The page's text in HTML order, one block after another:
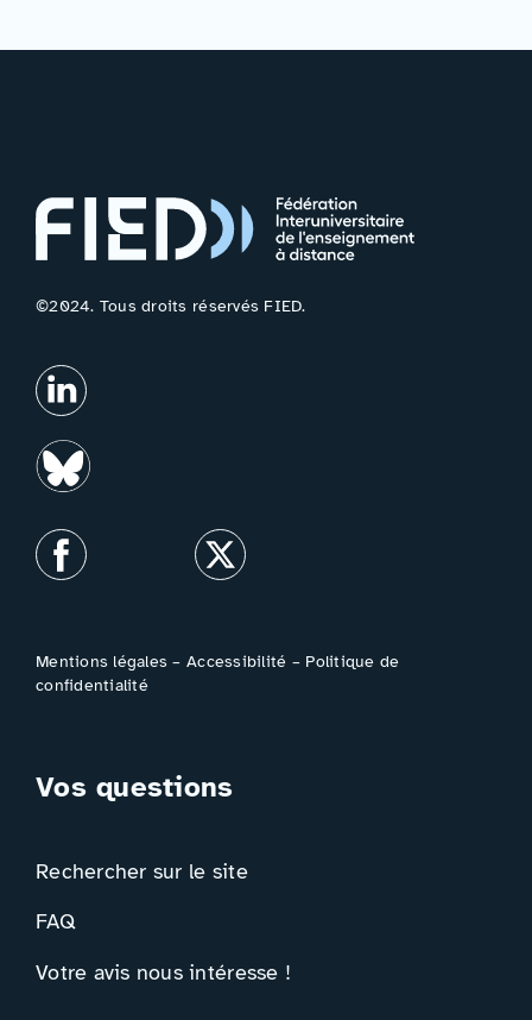
©2024. Tous droits réservés FIED.
Mentions légales –Accessibilité – Politique de
confidentialité
Vos questions
Rechercher sur le site
FAQ
Votre avis nous intéresse !